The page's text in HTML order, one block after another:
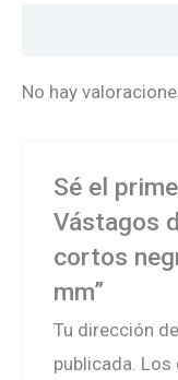
No hay
Sé el
Vástagos
cortos
mm”
Tu dirección
publicada. Los